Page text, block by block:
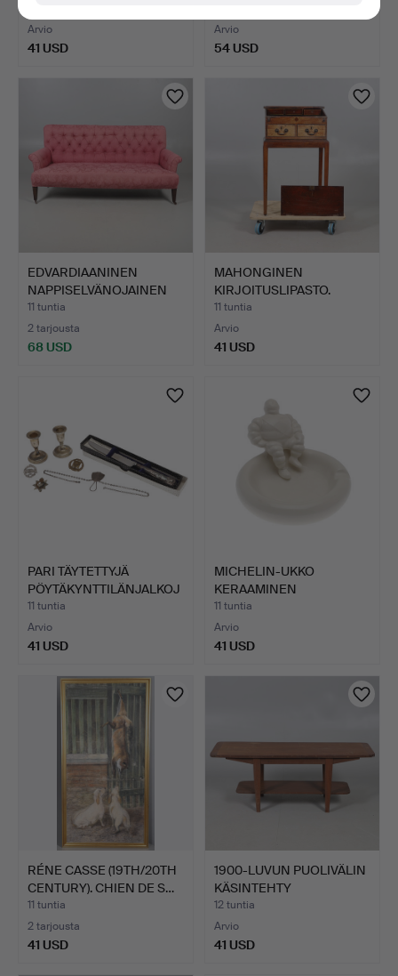
Arvio
41 USD
Arvio
54 USD
EDVARDIAANINEN
NAPPISELVÄNOJAINEN
SOHVA.
11 tuntia
2 tarjousta
68 USD
MAHONGINEN
KIRJOITUSLIPASTO.
11 tuntia
Arvio
41 USD
PARI TÄYTETTYJÄ
PÖYTÄKYNTTILÄNJALKOJ
A, CHA…
11 tuntia
Arvio
41 USD
MICHELIN-UKKO
KERAAMINEN
MATKAMUISTOTUHKAK…
11 tuntia
Arvio
41 USD
RÉNE CASSE (19TH/20TH
CENTURY). CHIEN DE S…
11 tuntia
2 tarjousta
41 USD
1900-LUVUN PUOLIVÄLIN
KÄSINTEHTY
SOHVAPÖYT…
12 tuntia
Arvio
41 USD